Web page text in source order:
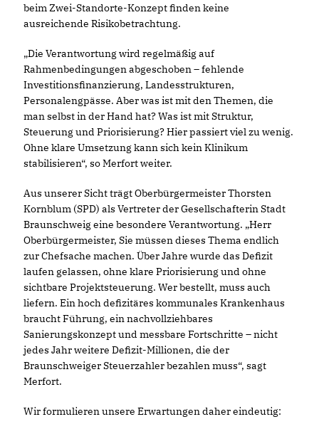
beim Zwei-Standorte-Konzept finden keine
ausreichende Risikobetrachtung.
Die Verantwortung wird regelmäßig auf
Rahmenbedingungen abgeschoben – fehlende
Investitionsfinanzierung, Landesstrukturen,
Personalengpässe. Aber was ist mit den Themen, die
man selbst in der Hand hat? Was ist mit Struktur,
Steuerung und Priorisierung? Hier passiert viel zu wenig.
Ohne klare Umsetzung kann sich kein Klinikum
stabilisieren“, so Merfort weiter.
Aus unserer Sicht trägt Oberbürgermeister Thorsten
Kornblum (SPD) als Vertreter der Gesellschafterin Stadt
Braunschweig eine besondere Verantwortung. „Herr
Oberbürgermeister, Sie müssen dieses Thema endlich
zur Chefsache machen. Über Jahre wurde das Defizit
laufen gelassen, ohne klare Priorisierung und ohne
sichtbare Projektsteuerung. Wer bestellt, muss auch
liefern. Ein hoch defizitäres kommunales Krankenhaus
braucht Führung, ein nachvollziehbares
Sanierungskonzept und messbare Fortschritte – nicht
jedes Jahr weitere Defizit-Millionen, die der
Braunschweiger Steuerzahler bezahlen muss“, sagt
Merfort.
Wir formulieren unsere Erwartungen daher eindeutig: